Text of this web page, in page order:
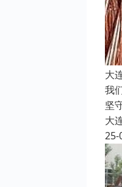
大
我
坚
大
25-